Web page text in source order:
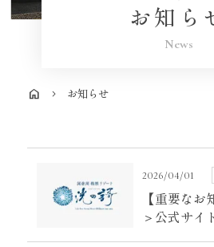
お知ら
News
お知らせ
2026/04/01
【重要な
＞公式サイ